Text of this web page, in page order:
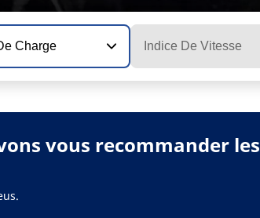
Charge Indice De Vitesse
vous recommander les